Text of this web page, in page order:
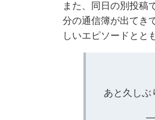
また、同日の別投稿
分の通信簿が出てき
しいエピソードとと
あと久し
—